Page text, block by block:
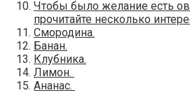
Чтобы было желание есть
прочитайте несколько
Смородина.
Банан.
Клубника.
Лимон.
Ананас.